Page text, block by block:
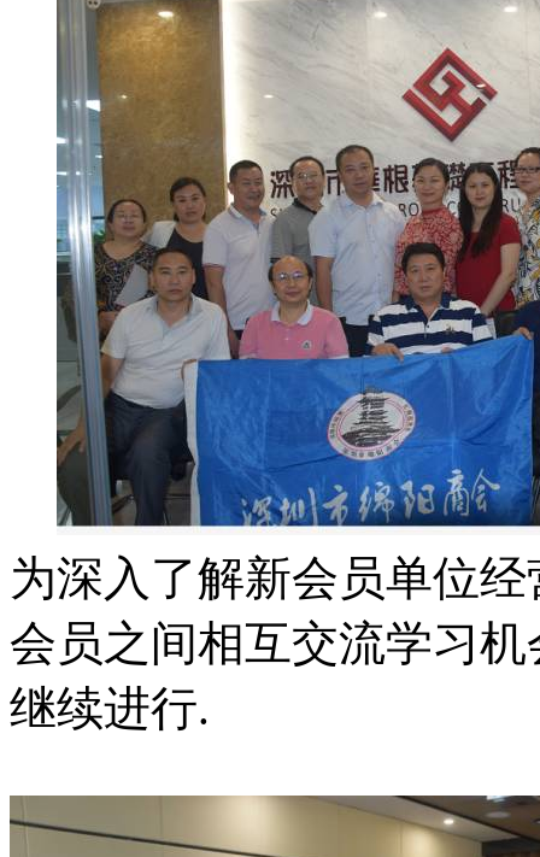
为深入了解新会员单位
会员之间相互交流学习
继续进行.